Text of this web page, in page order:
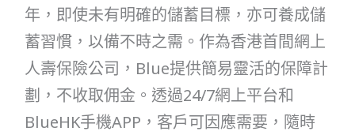
年，即使未有明確的儲蓄目標，亦可養成儲
蓄習慣，以備不時之需。作為香港首間網上
人壽保險公司，Blue提供簡易靈活的保障計
劃，不收取佣金。透過24/7網上平台和
BlueHK手機APP，客戶可因應需要，隨時